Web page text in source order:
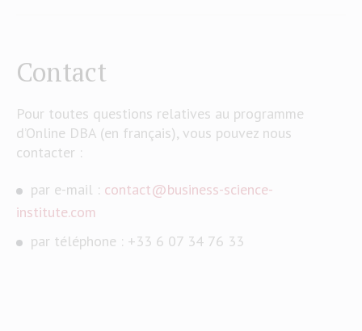
Contact
Pour toutes questions relatives au programme
d’Online DBA (en français), vous pouvez nous
contacter :
par e-mail : contact@business-science-
institute.com
par téléphone : +33 6 07 34 76 33